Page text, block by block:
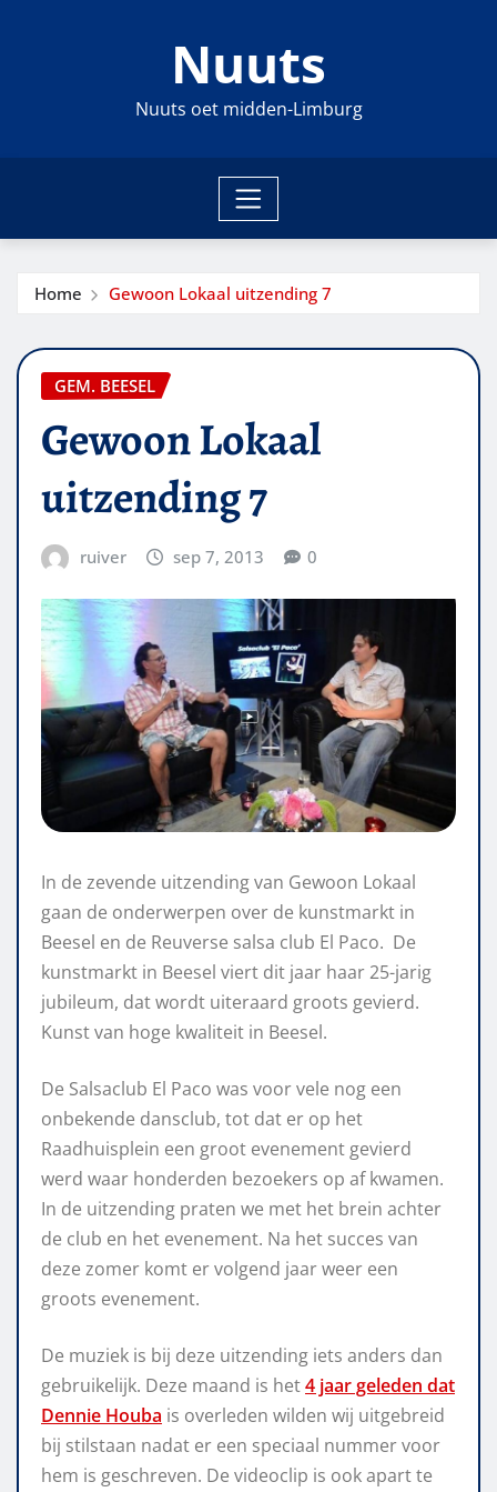
Nuuts
Nuuts oet midden-Limburg
Home Gewoon Lokaal uitzending 7
GEM. BEESEL
Gewoon Lokaal
uitzending 7
ruiver sep 7, 2013 0
In de zevende uitzending van Gewoon Lokaal
gaan de onderwerpen over de kunstmarkt in
Beesel en de Reuverse salsa club El Paco. De
kunstmarkt in Beesel viert dit jaar haar 25-jarig
jubileum, dat wordt uiteraard groots gevierd.
Kunst van hoge kwaliteit in Beesel.
De Salsaclub El Paco was voor vele nog een
onbekende dansclub, tot dat er op het
Raadhuisplein een groot evenement gevierd
werd waar honderden bezoekers op af kwamen.
In de uitzending praten we met het brein achter
de club en het evenement. Na het succes van
deze zomer komt er volgend jaar weer een
groots evenement.
De muziek is bij deze uitzending iets anders dan
gebruikelijk. Deze maand is het4 jaar geleden dat
Dennie Houba is overleden wilden wij uitgebreid
bij stilstaan nadat er een speciaal nummer voor
hem is geschreven. De videoclip is ook apart te